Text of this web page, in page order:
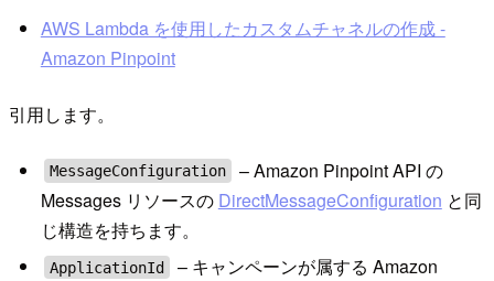
AWS Lambda を使用したカスタムチャネルの作成 -
Amazon Pinpoint
引用します。
MessageConfiguration
– Amazon Pinpoint API の
Messages リソースの DirectMessageConfiguration と同
じ構造を持ちます。
ApplicationId
– キャンペーンが属する Amazon